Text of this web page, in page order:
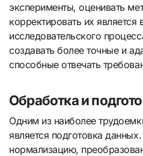
эксперименты, оценивать
корректировать их
исследовательского
создавать более точные и
способные отвечать
Обработка и
Одним из наиболее
является подготовка
нормализацию,